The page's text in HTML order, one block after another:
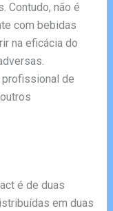
Contudo, não é
com bebidas
na eficácia do
profissional de
é de duas
em duas